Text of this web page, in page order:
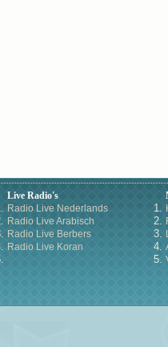
Live Radio's
Radio Live Nederlands
Radio Live Arabisch
Radio Live Berbers
Radio Live Koran